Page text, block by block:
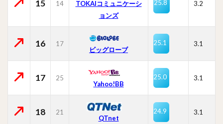
15 14
TOKAIコミュニケーシ
ョンズ
25.8 3.2
16 17
ビッグローブ
25.1 3.1
17 25
Yahoo!BB
25.0 3.1
18 21
QTnet
24.9 3.1